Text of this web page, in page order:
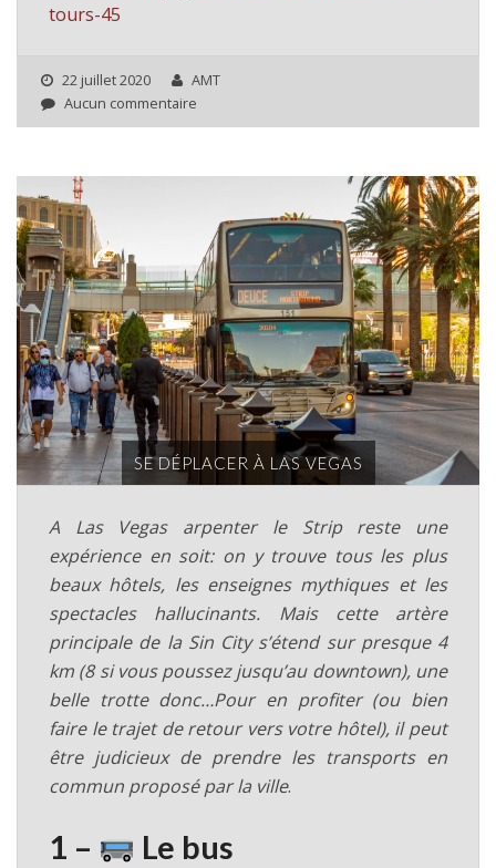
tours-45
22 juillet 2020
AMT
Aucun commentaire
SE DÉPLACER À LAS VEGAS
A Las Vegas arpenter le Strip reste une
expérience en soit: on y trouve tous les plus
beaux hôtels, les enseignes mythiques et les
spectacles hallucinants. Mais cette artère
principale de la Sin City s’étend sur presque 4
km (8 si vous poussez jusqu’au downtown), une
belle trotte donc…Pour en profiter (ou bien
faire le trajet de retour vers votre hôtel), il peut
être judicieux de prendre les transports en
commun proposé par la ville.
1 – Le bus